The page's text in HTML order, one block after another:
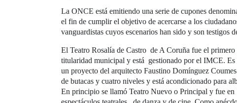
La ONCE está emitiendo una serie de cupones
el fin de cumplir el objetivo de acercarse a los
vanguardistas cuyos escenarios han sido y son testigos
El Teatro Rosalía de Castro de A Coruña fue el
titularidad municipal y está gestionado por el IMCE.
un proyecto del arquitecto Faustino Domínguez
de butacas y cuatro niveles y está acondicionado para
En principio se llamó Teatro Nuevo o Principal y fue en